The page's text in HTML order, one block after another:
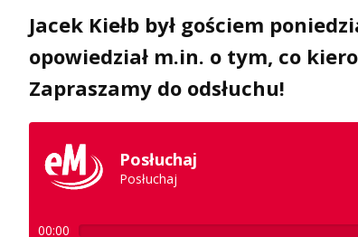
Jacek Kiełb był gościem
opowiedział m.in. o tym, co
Zapraszamy do odsłuchu!
Posłuchaj
Posłuchaj
00:00